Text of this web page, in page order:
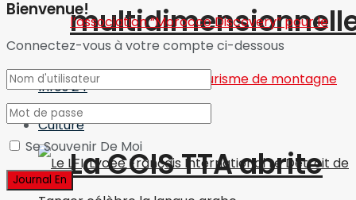
Infos 24
Culture
La CCIS TTA abrite
Bienvenue!
Connectez-vous à votre compte ci-dessous
Se Souvenir De Moi